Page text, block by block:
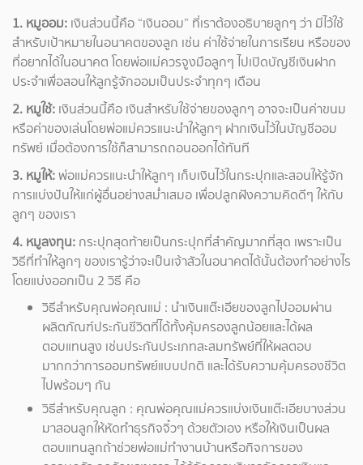
1. หมูออม: เงินส่วนนี้คือ “เงินออม” ที่เราต้องอธิบายลูกๆ ว่า มีไว้ใช้
สำหรับเป้าหมายในอนาคตของลูก เช่น ค่าใช้จ่ายในการเรียน หรือของ
ที่อยากได้ในอนาคต โดยพ่อแม่ควรจูงมือลูกๆ ไปเปิดบัญชีเงินฝาก
ประจำเพื่อสอนให้ลูกรู้จักออมเป็นประจำทุกๆ เดือน
2. หมูใช้: เงินส่วนนี้คือ เงินสำหรับใช้จ่ายของลูกๆ อาจจะเป็นค่าขนม
หรือค่าของเล่นโดยพ่อแม่ควรแนะนำให้ลูกๆ ฝากเงินไว้ในบัญชีออม
ทรัพย์ เมื่อต้องการใช้ก็สามารถถอนออกได้ทันที
3. หมูให้:พ่อแม่ควรแนะนำให้ลูกๆ เก็บเงินไว้ในกระปุกและสอนให้รู้จัก
การแบ่งปันให้แก่ผู้อื่นอย่างสม่ำเสมอ เพื่อปลูกฝังความคิดดีๆ ให้กับ
ลูกๆ ของเรา
4. หมูลงทุน: กระปุกสุดท้ายเป็นกระปุกที่สำคัญมากที่สุด เพราะเป็น
วิธีที่ทำให้ลูกๆ ของเรารู้ว่าจะเป็นเจ้าสัวในอนาคตได้นั้นต้องทำอย่างไร
โดยแบ่งออกเป็น 2 วิธี คือ
วิธีสำหรับคุณพ่อคุณแม่ : นำเงินแต๊ะเอียของลูกไปออมผ่าน
ผลิตภัณฑ์ประกันชีวิตที่ได้ทั้งคุ้มครองลูกน้อยและได้ผล
ตอบแทนสูง เช่นประกันประเภทสะสมทรัพย์ที่ให้ผลตอบ
มากกว่าการออมทรัพย์แบบปกติ และได้รับความคุ้มครองชีวิต
ไปพร้อมๆ กัน
วิธีสำหรับคุณลูก : คุณพ่อคุณแม่ควรแบ่งเงินแต๊ะเอียบางส่วน
มาสอนลูกให้หัดทำธุรกิจจิ๋วๆ ด้วยตัวเอง หรือให้เงินเป็นผล
ตอบแทนลูกถ้าช่วยพ่อแม่ทำงานบ้านหรือกิจการของ